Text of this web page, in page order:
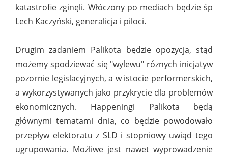
katastrofie zginęli. Włóczony po mediach będzie śp
Lech Kaczyński, generalicja i piloci.
Drugim zadaniem Palikota będzie opozycja, stąd
możemy spodziewać się "wylewu" róznych inicjatyw
pozornie legislacyjnych, a w istocie performerskich,
a wykorzystywanych jako przykrycie dla problemów
ekonomicznych. Happeningi Palikota będą
głównymi tematami dnia, co będzie powodowało
przepływ elektoratu z SLD i stopniowy uwiąd tego
ugrupowania. Możliwe jest nawet wyprowadzenie